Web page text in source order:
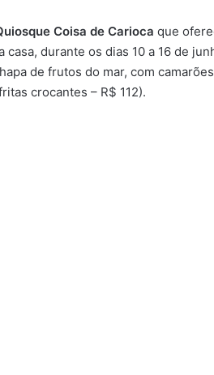
Coisa de Carioca que
durante os dias 10 a 16 de
de frutos do mar, com camarões
crocantes – R$ 112).